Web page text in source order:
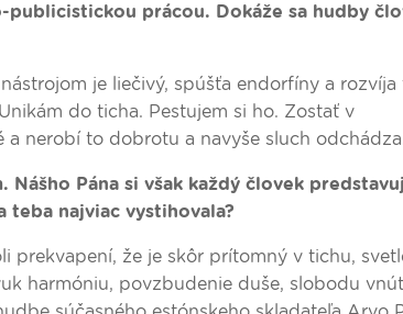
prácou. Dokáže sa hudby
je liečivý, spúšťa endorfíny a
do ticha. Pestujem si ho. Zostať v
nerobí to dobrotu a navyše sluch
Pána si však každý človek
najviac vystihovala?
prekvapení, že je skôr prítomný v tichu,
harmóniu, povzbudenie duše, slobodu